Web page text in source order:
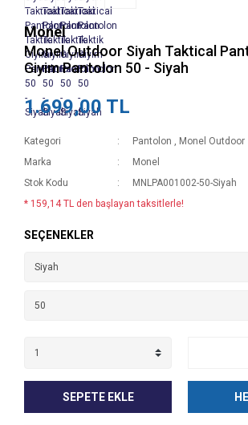
Monel
Monel Outdoor Siyah Taktical
Giyim Pantolon 50 - Siyah
1.699,00 TL
Kategori Pantolon , Monel Outdoor
Marka
Monel
Stok Kodu
MNLPA001002-50-Siyah
* 159,14 TL den başlayan taksitlerle!
SEÇENEKLER
SEPETE EKLE